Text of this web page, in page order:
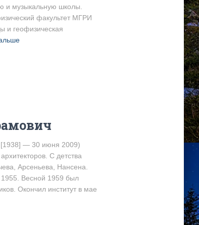
и музыкальную школы.
факультет МГРИ
и геофизическая
— 30 июня 2009)
С детства
Арсеньева, Нансена.
1955. Весной 1959 был
Окончил институт в мае